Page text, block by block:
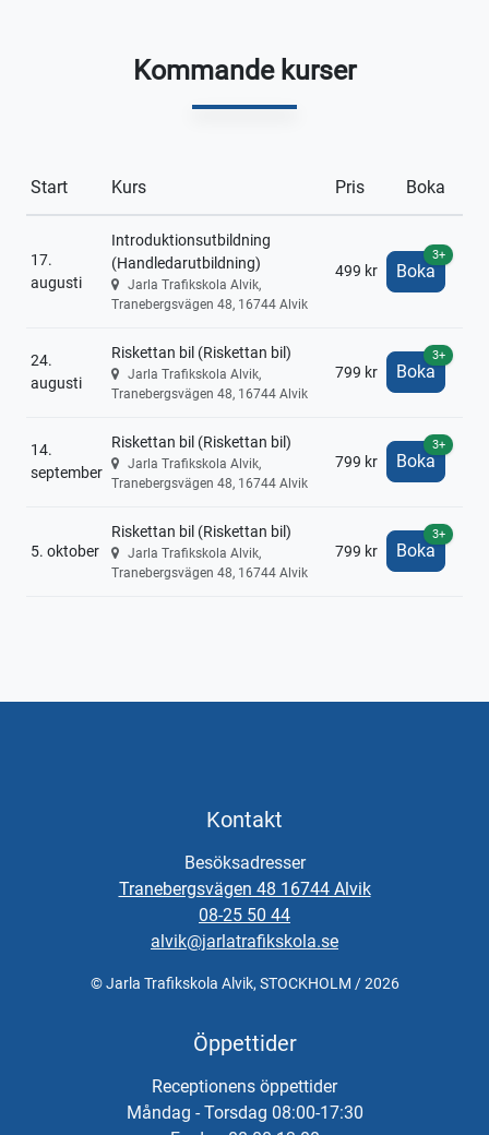
Kommande kurser
Start Kurs Pris Boka
17.
augusti
Introduktionsutbildning
(Handledarutbildning)
Jarla Trafikskola Alvik,
Tranebergsvägen 48, 16744 Alvik
499 kr Boka
3+
24.
augusti
Riskettan bil (Riskettan bil)
Jarla Trafikskola Alvik,
Tranebergsvägen 48, 16744 Alvik
799 kr Boka
3+
14.
september
Riskettan bil (Riskettan bil)
Jarla Trafikskola Alvik,
Tranebergsvägen 48, 16744 Alvik
799 kr Boka
3+
5. oktober
Riskettan bil (Riskettan bil)
Jarla Trafikskola Alvik,
Tranebergsvägen 48, 16744 Alvik
799 kr Boka
3+
Kontakt
Besöksadresser
Tranebergsvägen 48 16744 Alvik
08-25 50 44
alvik@jarlatrafikskola.se
© Jarla Trafikskola Alvik, STOCKHOLM / 2026
Öppettider
Receptionens öppettider
Måndag - Torsdag 08:00-17:30